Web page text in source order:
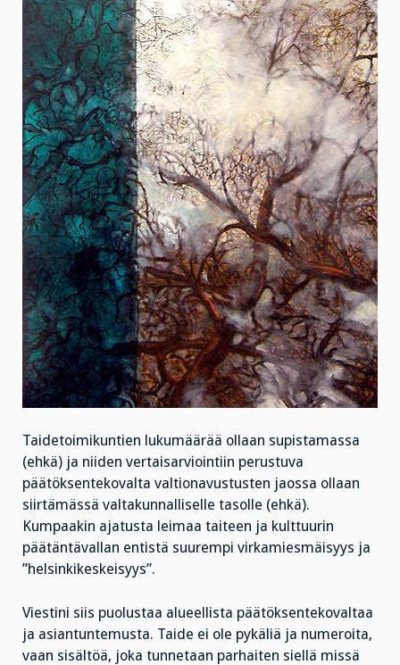
Taidetoimikuntien lukumäärää ollaan supistamassa
(ehkä) ja niiden vertaisarviointiin perustuva
päätöksentekovalta valtionavustusten jaossa ollaan
siirtämässä valtakunnalliselle tasolle (ehkä).
Kumpaakin ajatusta leimaa taiteen ja kulttuurin
päätäntävallan entistä suurempi virkamiesmäisyys ja
”helsinkikeskeisyys”.
Viestini siis puolustaa alueellista päätöksentekovaltaa
ja asiantuntemusta. Taide ei ole pykäliä ja numeroita,
vaan sisältöä, joka tunnetaan parhaiten siellä missä